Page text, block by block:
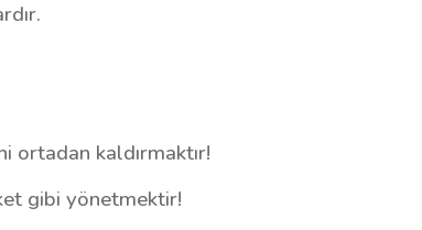
ortadan kaldırmaktır!
gibi yönetmektir!